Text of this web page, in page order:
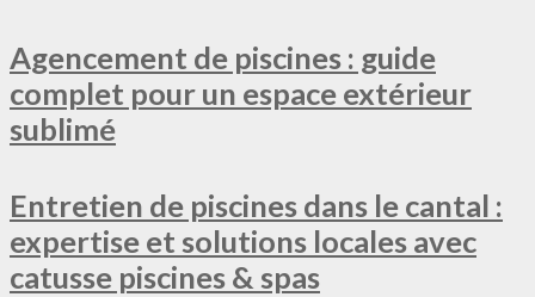
Agencement de piscines : guide
complet pour un espace extérieur
sublimé
Entretien de piscines dans le cantal :
expertise et solutions locales avec
catusse piscines & spas